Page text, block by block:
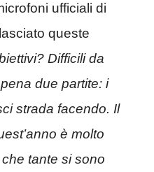
ufficiali di
queste
Difficili da
due partite: i
strada facendo. Il
è molto
tante si sono